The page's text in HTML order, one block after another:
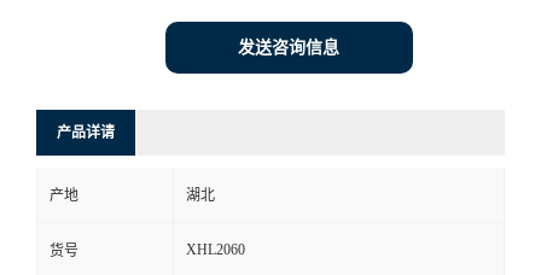
发送咨询信息
产品详请
产地 湖北
货号 XHL2060